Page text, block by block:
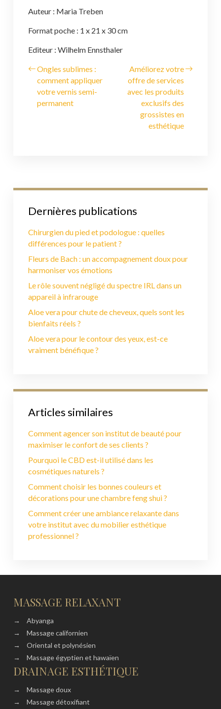
Auteur : Maria Treben
Format poche : 1 x 21 x 30 cm
Editeur : Wilhelm Ennsthaler
Ongles sublimes :
comment appliquer
votre vernis semi-
permanent
Améliorez votre
offre de services
avec les produits
exclusifs des
grossistes en
esthétique
Dernières publications
Chirurgien du pied et podologue : quelles
différences pour le patient ?
Fleurs de Bach : un accompagnement doux pour
harmoniser vos émotions
Le rôle souvent négligé du spectre IRL dans un
appareil à infrarouge
Aloe vera pour chute de cheveux, quels sont les
bienfaits réels ?
Aloe vera pour le contour des yeux, est-ce
vraiment bénéfique ?
Articles similaires
Comment agencer son institut de beauté pour
maximiser le confort de ses clients ?
Pourquoi le CBD est-il utilisé dans les
cosmétiques naturels ?
Comment choisir les bonnes couleurs et
décorations pour une chambre feng shui ?
Comment créer une ambiance relaxante dans
votre institut avec du mobilier esthétique
professionnel ?
MASSAGE RELAXANT
→
Abyanga
→
Massage californien
→
Oriental et polynésien
→
Massage égyptien et hawaïen
DRAINAGE ESTHÉTIQUE
→
Massage doux
→
Massage détoxifiant